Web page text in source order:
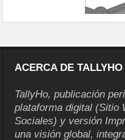
ACERCA DE TALLYHO
TallyHo, publicación
plataforma digital (Sitio
Sociales) y versión
una visión global,